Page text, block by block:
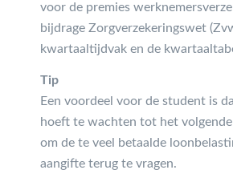
voor de premies
bijdrage Zorgverzekeringswet
kwartaaltijdvak en de
Tip
Een voordeel voor de student is
hoeft te wachten tot het
om de te veel betaalde
aangifte terug te vragen.